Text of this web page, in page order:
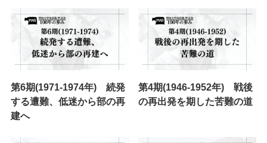
第6期(1971-1974年) 続発
する遭難、低迷から部の再
建へ
第4期(1946-1952年) 戦後
の再出発を期した苦難の道